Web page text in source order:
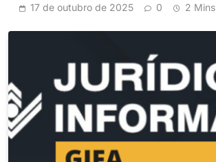
17 de outubro de 2025 0 2 Mins